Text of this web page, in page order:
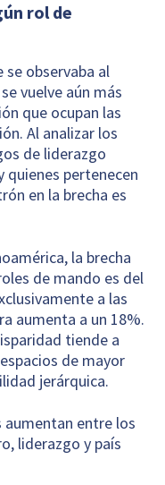
rol de
se observaba al
vuelve aún más
que ocupan las
Al analizar los
de liderazgo
quienes pertenecen
en la brecha es
la brecha
de mando es del
a las
aumenta a un 18%.
tiende a
de mayor
jerárquica.
aumentan entre los
liderazgo y país